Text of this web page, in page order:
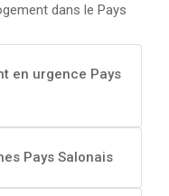
dans le Pays
en urgence Pays
Pays Salonais